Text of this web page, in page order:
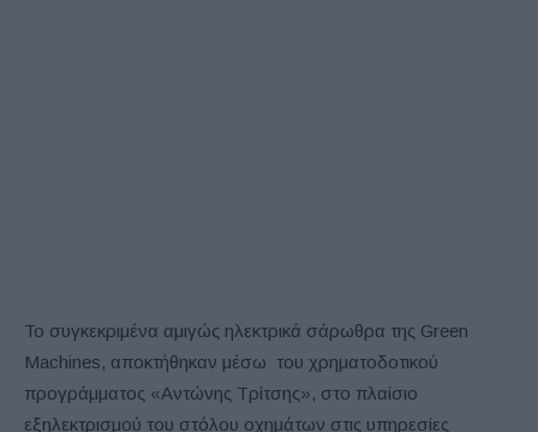
Το συγκεκριμένα αμιγώς ηλεκτρικά σάρωθρα της Green
Machines, αποκτήθηκαν μέσω του χρηματοδοτικού
προγράμματος «Αντώνης Τρίτσης», στο πλαίσιο
εξηλεκτρισμού του στόλου οχημάτων στις υπηρεσίες